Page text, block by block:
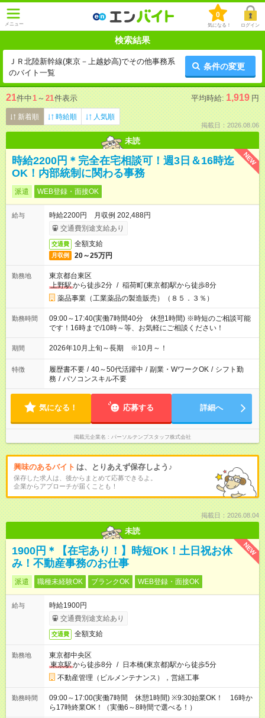
メニュー
0
気になる！ ログイン
検索結果
ＪＲ北陸新幹線(東京－上越妙高)でその他事務系
のバイト一覧
条件の変更
21件中1 ～ 21件表示 平均時給: 1,919 円
新着順 時給順 人気順
掲載日：2026.08.06
未読
NEW
時給2200円＊完全在宅相談可！週3日＆16時迄
OK！内部統制に関わる事務
派遣 WEB登録・面接OK
給与
時給2200円 月収例 202,488円
交通費別途支給あり
交通費 全額支給
月収例 20～25万円
勤務地
東京都台東区
上野駅から徒歩2分 / 稲荷町(東京都)駅から徒歩8分
薬品事業（工業薬品の製造販売）（８５．３％）
勤務時間
09:00～17:40(実働7時間40分 休憩1時間) ※時短のご相談可能
です！16時まで/10時～等、お気軽にご相談ください！
期間 2026年10月上旬～長期 ※10月～！
特徴 履歴書不要 / 40～50代活躍中 / 副業・WワークOK / シフト勤
務 / パソコンスキル不要
気になる！ 応募する 詳細へ
掲載元企業名 パーソルテンプスタッフ株式会社
興味のあるバイト は、とりあえず保存しよう♪
保存した求人は、後からまとめて応募できるよ。
企業からアプローチが届くことも！
掲載日：2026.08.04
未読
NEW
1900円＊【在宅あり！】時短OK！土日祝お休
み！不動産事務のお仕事
派遣 職種未経験OK ブランクOK WEB登録・面接OK
給与
時給1900円
交通費別途支給あり
交通費 全額支給
勤務地
東京都中央区
東京駅から徒歩8分 / 日本橋(東京都)駅から徒歩5分
不動産管理（ビルメンテナンス），営繕工事
勤務時間
09:00～17:00(実働7時間 休憩1時間) ※9:30始業OK！ 16時か
ら17時終業OK！（実働6～8時間で選べる！）